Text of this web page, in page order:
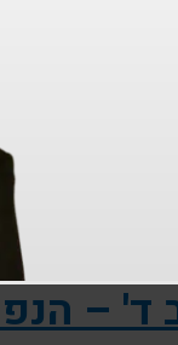
המחלקה לאיכות
שירותי הכבאות וההצלה
ד' –